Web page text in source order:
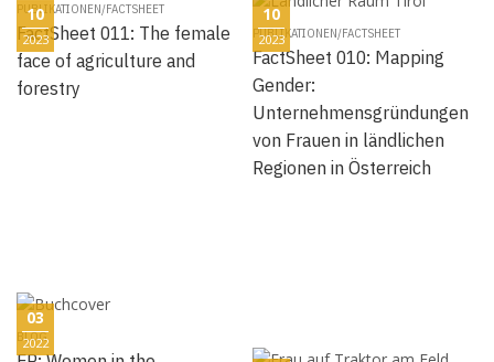
10
2023
PUBLIKATIONEN/FACTSHEET
FactSheet 011: The female
face of agriculture and
forestry
10
2023
PUBLIKATIONEN/FACTSHEET
FactSheet 010: Mapping
Gender:
Unternehmensgründungen
von Frauen in ländlichen
Regionen in Österreich
03
2022
BLOG